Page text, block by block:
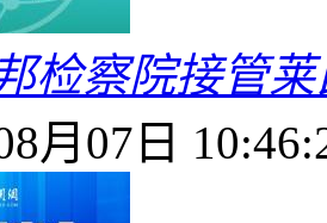
检察院接管
月07日